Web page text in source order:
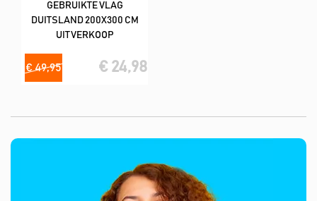
GEBRUIKTE VLAG
DUITSLAND 200X300 CM
UITVERKOOP
€ 49,95 € 24,98